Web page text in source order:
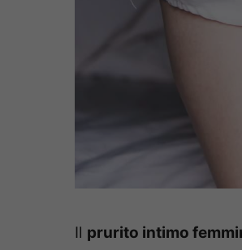
Il prurito intimo